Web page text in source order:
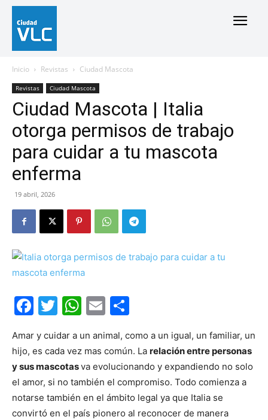
Inicio Revistas Ciudad Mascota
Revistas Ciudad Mascota
Ciudad Mascota | Italia
otorga permisos de trabajo
para cuidar a tu mascota
enferma
19 abril, 2026
Facebook
Twitter
WhatsApp
Email
Amar y cuidar a un animal, como a un igual, un familiar, un
hijo, es cada vez mas común. La relación entre personas
y sus mascotasva evolucionando y expandiendo no solo
el amor, si no también el compromiso. Todo comienza a
notarse también en el ámbito legal ya que Italia se
convirtó en el país pionero al reconocer de manera